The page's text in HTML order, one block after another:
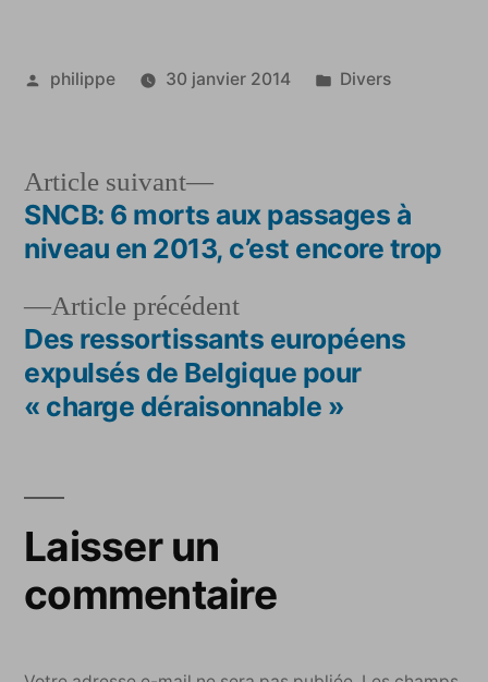
Publié
philippe 30 janvier 2014
Publié
Divers
Navigation
l’article
Article précédentArticle
précédent :
Des ressortissants européens
expulsés de Belgique pour
« charge déraisonnable »
Article suivant
Article
suivant :
SNCB: 6 morts aux passages à
niveau en 2013, c’est encore trop
Laisser un
commentaire